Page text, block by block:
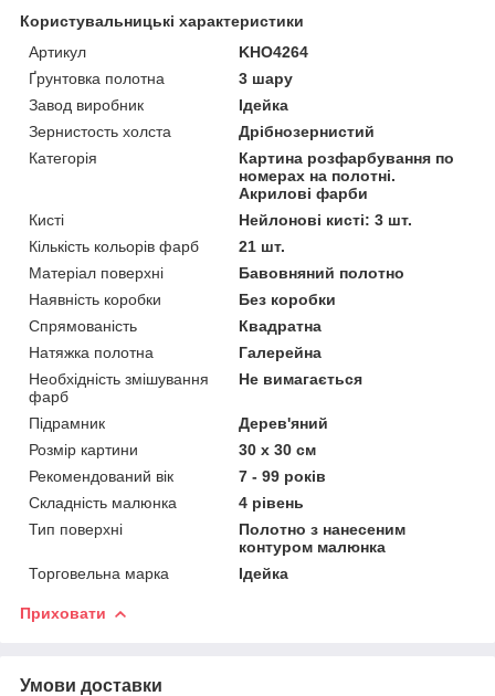
Користувальницькі характеристики
Артикул
KHO4264
Ґрунтовка полотна
3 шару
Завод виробник
Ідейка
Зернистость холста
Дрібнозернистий
Категорія
Картина розфарбування по
номерах на полотні.
Акрилові фарби
Кисті
Нейлонові кисті: 3 шт.
Кількість кольорів фарб
21 шт.
Матеріал поверхні
Бавовняний полотно
Наявність коробки
Без коробки
Спрямованість
Квадратна
Натяжка полотна
Галерейна
Необхідність змішування
фарб
Не вимагається
Підрамник
Дерев'яний
Розмір картини
30 х 30 см
Рекомендований вік
7 - 99 років
Складність малюнка
4 рівень
Тип поверхні
Полотно з нанесеним
контуром малюнка
Торговельна марка
Ідейка
Приховати
Умови доставки